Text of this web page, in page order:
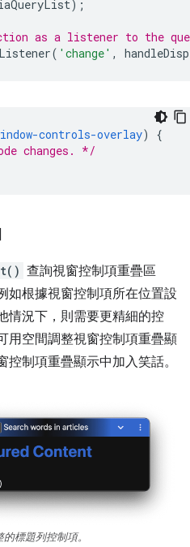
);
as a listener to the
( 'change' ,
controls-overlay)
{
changes. */
查詢視窗控制項重疊區
如根據視窗控制項所在位置設
情況下，則需要更精細的控
用空間調整視窗控制項重疊顯
制項重疊顯示中加入笑話。
標題列控制項。